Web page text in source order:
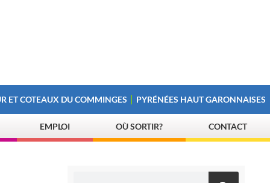
ET COTEAUX DU COMMINGES PYRÉNÉES HAUT GARONNAISES
EMPLOI OÙ SORTIR? CONTACT